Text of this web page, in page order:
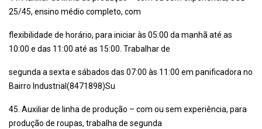
25/45, ensino médio completo, com
flexibilidade de horário, para iniciar às 05:00 da manhã até as
10:00 e das 11:00 até as 15:00. Trabalhar de
segunda a sexta e sábados das 07:00 às 11:00 em panificadora no
Bairro Industrial(8471898)Su
45. Auxiliar de linha de produção – com ou sem experiência, para
produção de roupas, trabalha de segunda